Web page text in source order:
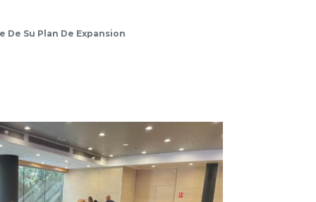
invertir
MÁS
con
tu Marca
Su Plan De Expansion